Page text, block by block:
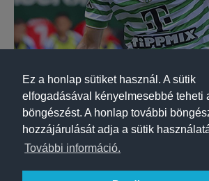
Ez a honlap sütiket használ. A sütik
elfogadásával kényelmesebbé teheti
böngészést. A honlap további
hozzájárulását adja a sütik
További információ.